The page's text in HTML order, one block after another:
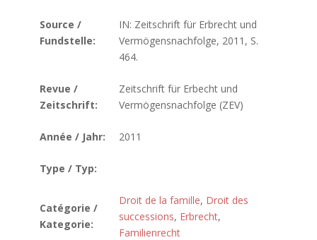
Source /
Fundstelle:
IN: Zeitschrift für Erbrecht und
Vermögensnachfolge, 2011, S.
464.
Revue /
Zeitschrift:
Zeitschrift für Erbecht und
Vermögensnachfolge (ZEV)
Année / Jahr: 2011
Type / Typ:
Catégorie /
Kategorie:
Droit de la famille, Droit des
successions, Erbrecht,
Familienrecht